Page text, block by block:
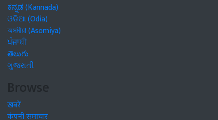
ಕನ್ನಡ (Kannada)
ଓଡିଆ (Odia)
অসমীয়া (Asomiya)
ਪੰਜਾਬੀ
తెలుగు
ગુજરાતી
Browse
खबरें
कंपनी समाचार